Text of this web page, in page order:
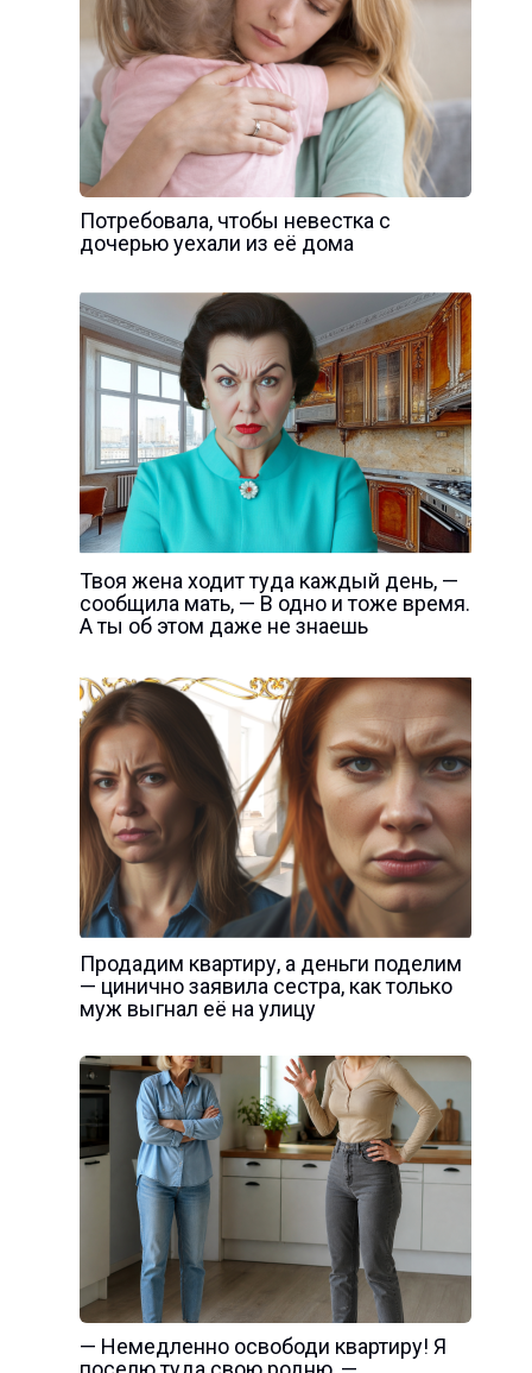
Потребовала, чтобы невестка с
дочерью уехали из её дома
Твоя жена ходит туда каждый день, —
сообщила мать, — В одно и тоже время.
А ты об этом даже не знаешь
Продадим квартиру, а деньги поделим
— цинично заявила сестра, как только
муж выгнал её на улицу
— Немедленно освободи квартиру! Я